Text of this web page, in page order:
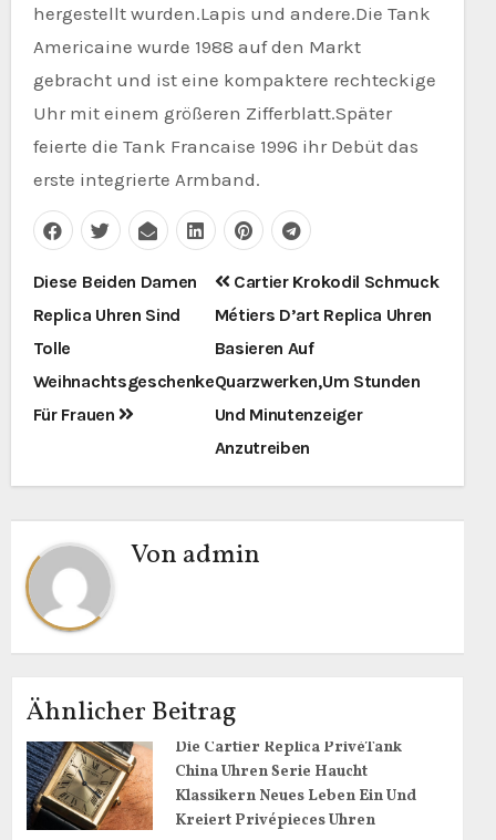
hergestellt wurden.Lapis und andere.Die Tank
Americaine wurde 1988 auf den Markt
gebracht und ist eine kompaktere rechteckige
Uhr mit einem größeren Zifferblatt.Später
feierte die Tank Francaise 1996 ihr Debüt das
erste integrierte Armband.
Beitragsnavigation
Diese Beiden Damen
Replica Uhren Sind
Tolle
Weihnachtsgeschenke
Für Frauen
Cartier Krokodil Schmuck
Métiers D’art Replica Uhren
Basieren Auf
Quarzwerken,Um Stunden
Und Minutenzeiger
Anzutreiben
Von admin
Ähnlicher Beitrag
Die Cartier Replica PrivéTank
China Uhren Serie Haucht
Klassikern Neues Leben Ein Und
Kreiert Privépieces Uhren